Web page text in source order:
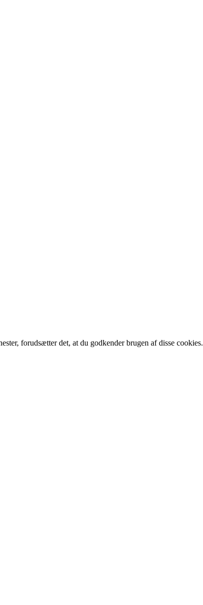
forudsætter det, at du godkender brugen af disse cookies.